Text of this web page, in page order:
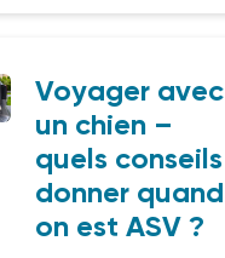
Voyager avec
un chien –
quels conseils
donner quand
on est ASV ?